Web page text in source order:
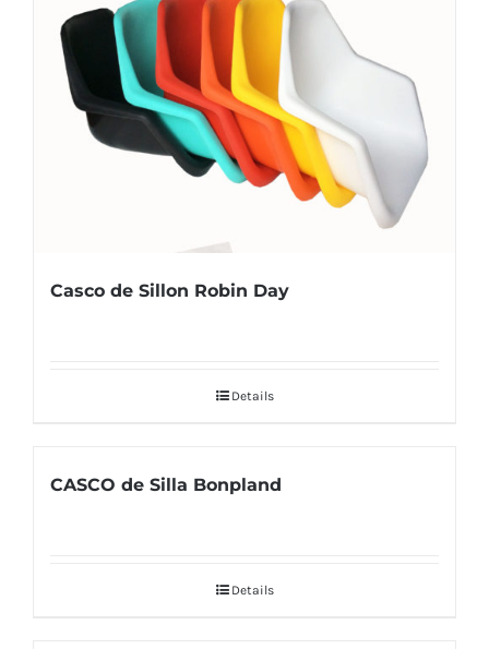
Casco de Sillon Robin Day
Details
CASCO de Silla Bonpland
Details